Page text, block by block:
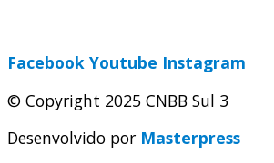
Facebook Youtube Instagram
© Copyright 2025 CNBB Sul 3
Desenvolvido por Masterpress